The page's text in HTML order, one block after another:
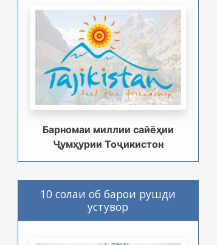
Барномаи миллии сайёҳии
Ҷумҳурии Тоҷикистон
10 солаи об барои рушди
устувор